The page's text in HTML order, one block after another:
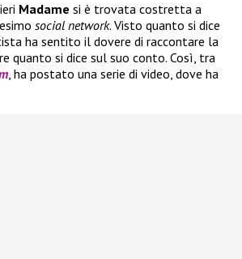
Madame si è trovata costretta a
social network. Visto quanto si dice
ha sentito il dovere di raccontare la
quanto si dice sul suo conto. Così, tra
, ha postato una serie di video, dove ha